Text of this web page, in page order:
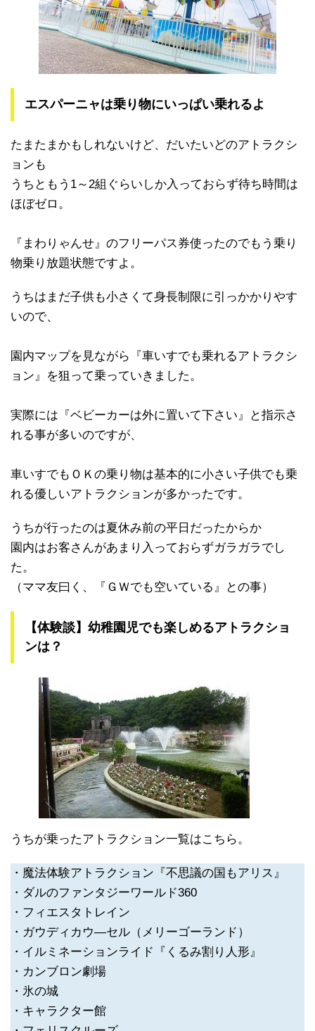
エスパーニャは乗り物にいっぱい乗れるよ
たまたまかもしれないけど、だいたいどのアトラクシ
ョンも
うちともう1～2組ぐらいしか入っておらず待ち時間は
ほぼゼロ。
『まわりゃんせ』のフリーパス券使ったのでもう乗り
物乗り放題状態ですよ。
うちはまだ子供も小さくて身長制限に引っかかりやす
いので、
園内マップを見ながら『車いすでも乗れるアトラクシ
ョン』を狙って乗っていきました。
実際には『ベビーカーは外に置いて下さい』と指示さ
れる事が多いのですが、
車いすでもＯＫの乗り物は基本的に小さい子供でも乗
れる優しいアトラクションが多かったです。
うちが行ったのは夏休み前の平日だったからか
園内はお客さんがあまり入っておらずガラガラでし
た。
（ママ友曰く、『ＧＷでも空いている』との事）
【体験談】幼稚園児でも楽しめるアトラクショ
ンは？
うちが乗ったアトラクション一覧はこちら。
・魔法体験アトラクション『不思議の国もアリス』
・ダルのファンタジーワールド360
・フィエスタトレイン
・ガウディカウ―セル（メリーゴーランド）
・イルミネーションライド『くるみ割り人形』
・カンブロン劇場
・氷の城
・キャラクター館